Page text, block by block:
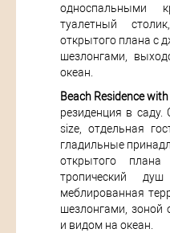
односпальными
туалетный
открытого плана с
шезлонгами,
океан.
Beach Residence with
резиденция в
size, отдельная
гладильные
открытого
тропический
меблированная
шезлонгами,
и видом на океан.